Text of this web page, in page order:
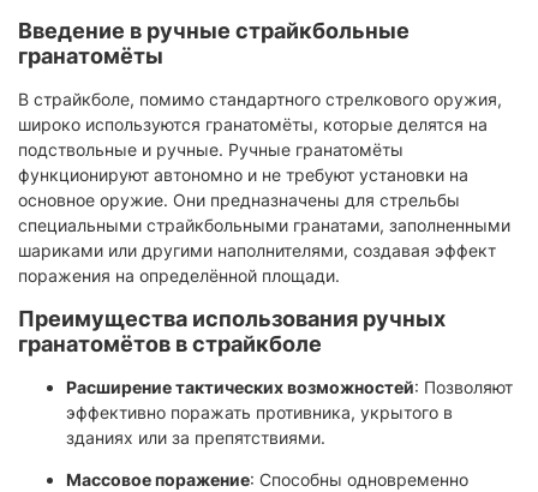
Введение в ручные страйкбольные
гранатомёты
В страйкболе, помимо стандартного стрелкового оружия,
широко используются гранатомёты, которые делятся на
подствольные и ручные. Ручные гранатомёты
функционируют автономно и не требуют установки на
основное оружие. Они предназначены для стрельбы
специальными страйкбольными гранатами, заполненными
шариками или другими наполнителями, создавая эффект
поражения на определённой площади.
Преимущества использования ручных
гранатомётов в страйкболе
Расширение тактических возможностей: Позволяют
эффективно поражать противника, укрытого в
зданиях или за препятствиями.
Массовое поражение: Способны одновременно